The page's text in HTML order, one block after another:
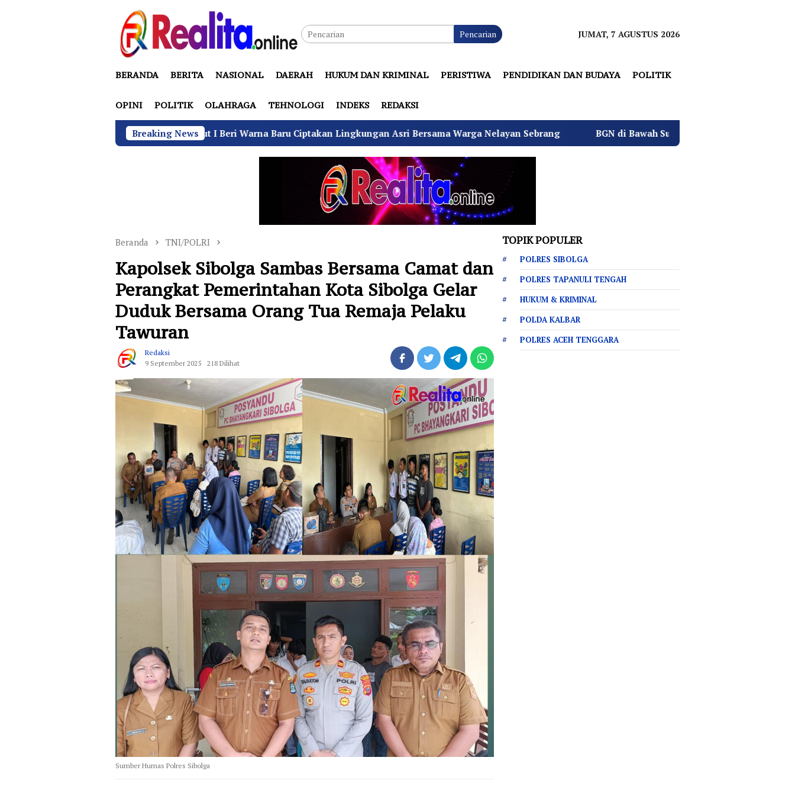
Pencarian JUMAT, 7 AGUSTUS 2026
BERANDA BERITA NASIONAL DAERAH HUKUM DAN KRIMINAL PERISTIWA PENDIDIKAN DAN BUDAYA POLITIK
OPINI POLITIK OLAHRAGA TEHNOLOGI INDEKS REDAKSI
Breaking News
Komando Angkatan Laut I Beri Warna Baru Ciptakan Lingkungan Asri Bersama Warga Nelayan Sebrang BGN di Bawah Sudaryono Genjot Sertifikasi Wajib SLHS, Target
Beranda TNI/POLRI
Kapolsek Sibolga Sambas Bersama Camat dan
Perangkat Pemerintahan Kota Sibolga Gelar
Duduk Bersama Orang Tua Remaja Pelaku
Tawuran
Redaksi
9 September 2025
218 Dilihat
Sumber Humas Polres Sibolga
TOPIK POPULER
POLRES SIBOLGA
POLRES TAPANULI TENGAH
HUKUM & KRIMINAL
POLDA KALBAR
POLRES ACEH TENGGARA